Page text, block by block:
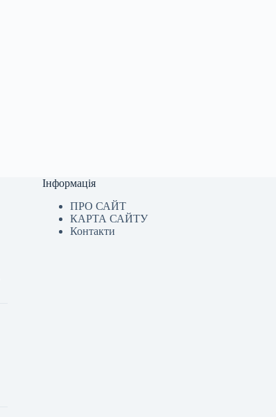
Інформація
ПРО САЙТ
КАРТА САЙТУ
Контакти